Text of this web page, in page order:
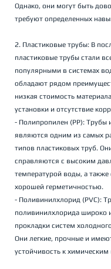
Однако, они могут быть
требуют определенных
2. Пластиковые трубы: В
пластиковые трубы стали
популярными в системах
обладают рядом
низкая стоимость
установки и отсутствие
- Полипропилен (PP): Трубы
являются одним из самых
типов пластиковых труб.
справляются с высоким
температурой воды, а
хорошей герметичностью.
- Поливинилхлорид (PVC):
поливинилхлорида широко
прокладки систем
Они легкие, прочные и
устойчивость к